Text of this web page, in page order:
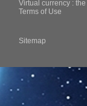
Virtual currency :
Terms of Use
Sitemap